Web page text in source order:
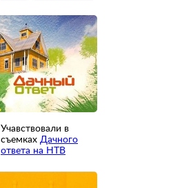
Учавствовали в
съемках Дачного
ответа на НТВ